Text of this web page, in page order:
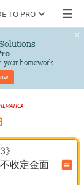
TO PRO
your homework
收定金面